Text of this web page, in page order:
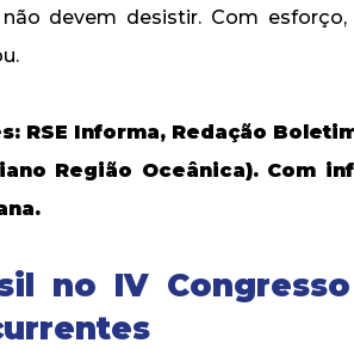
devem desistir. Com
RSE Informa, Redação
Região Oceânica). Com
no IV